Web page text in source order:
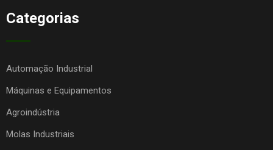
Categorias
Automação Industrial
Máquinas e Equipamentos
Agroindústria
Molas Industriais